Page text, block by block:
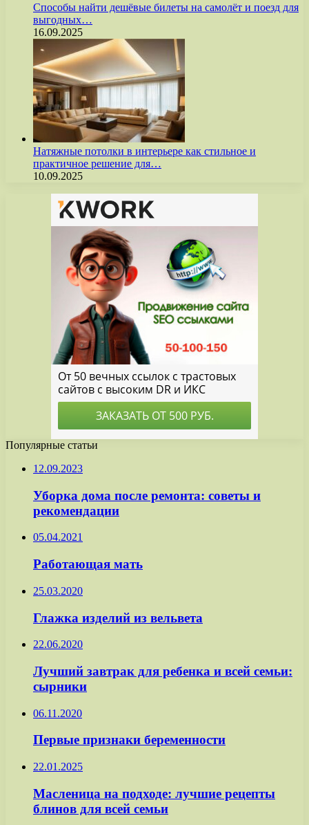
Способы найти дешёвые билеты на самолёт и поезд для
выгодных…
16.09.2025
Натяжные потолки в интерьере как стильное и
практичное решение для…
10.09.2025
Популярные статьи
12.09.2023
Уборка дома после ремонта: советы и
рекомендации
05.04.2021
Работающая мать
25.03.2020
Глажка изделий из вельвета
22.06.2020
Лучший завтрак для ребенка и всей семьи:
сырники
06.11.2020
Первые признаки беременности
22.01.2025
Масленица на подходе: лучшие рецепты
блинов для всей семьи